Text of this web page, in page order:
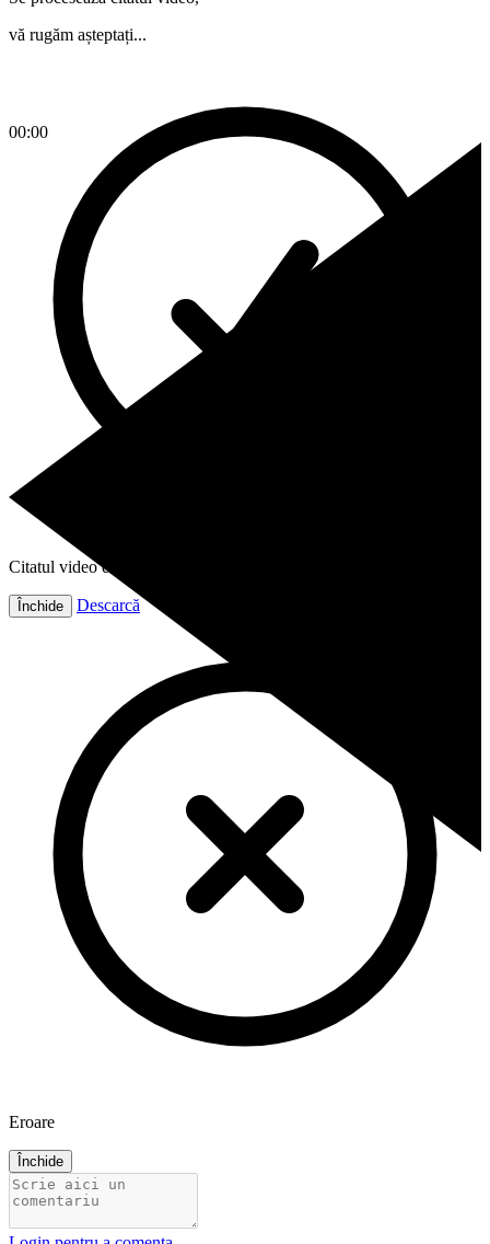
00:00
vă rugăm așteptați...
Citatul video este gata!
Închide Descarcă
Eroare
Închide